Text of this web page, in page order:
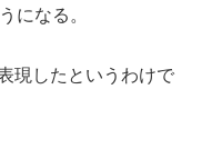
になる。
現したというわけで